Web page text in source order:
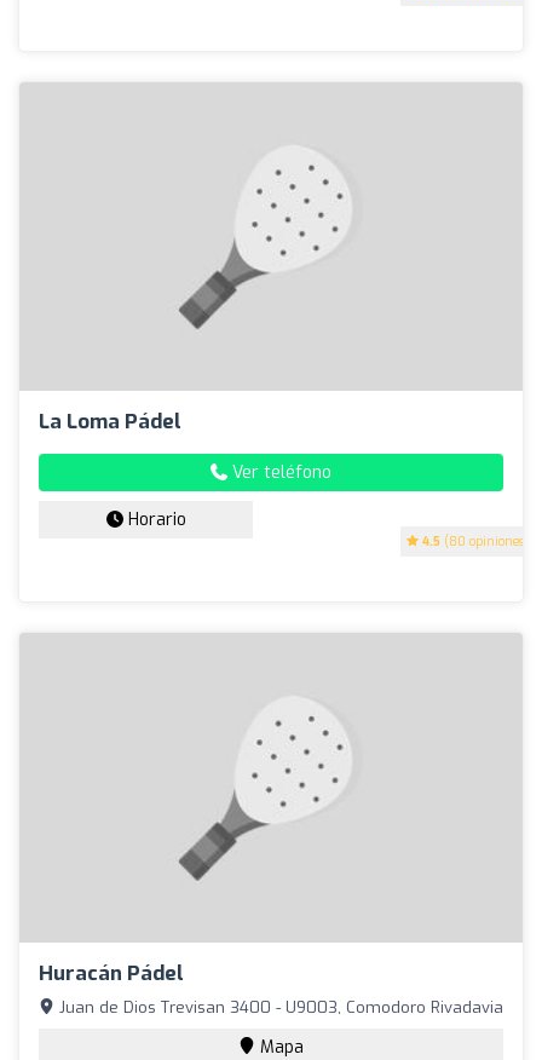
La Loma Pádel
4.5 (80 opiniones)
Ver teléfono
Horario
Huracán Pádel
Juan de Dios Trevisan 3400 - U9003, Comodoro Rivadavia
Mapa